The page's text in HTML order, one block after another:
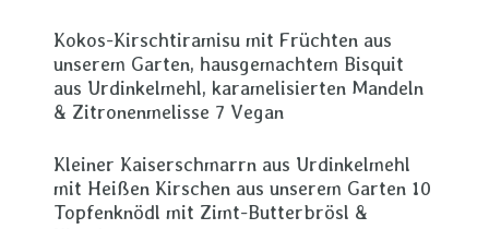
Kokos-Kirschtiramisu mit Früchten aus
unserem Garten, hausgemachtem Bisquit
aus Urdinkelmehl, karamelisierten Mandeln
& Zitronenmelisse 7 Vegan
Kleiner Kaiserschmarrn aus Urdinkelmehl
mit Heißen Kirschen aus unserem Garten 10
Topfenknödl mit Zimt-Butterbrösl &